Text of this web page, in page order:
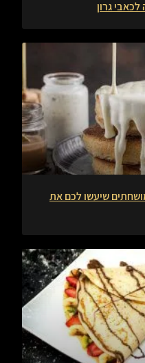
גרון
3 קינוחים מושחתים שיעשו לכם את